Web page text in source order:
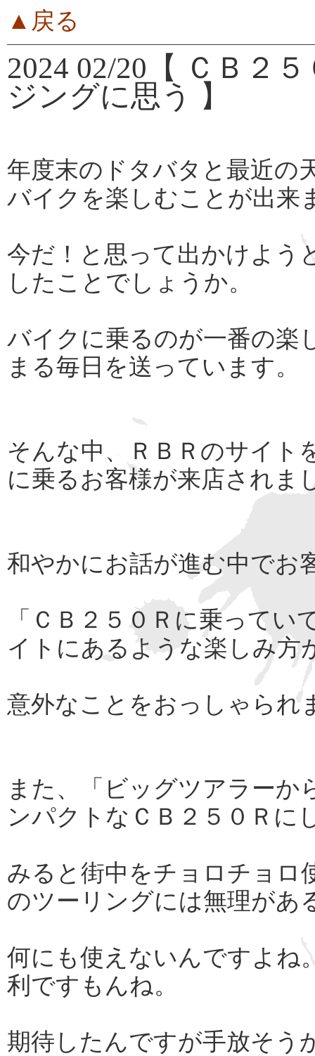
▲戻る
2024 02/20【 ＣＢ２
ジングに思う 】
年度末のドタバタと最近の
バイクを楽しむことが出来
今だ！と思って出かけよう
したことでしょうか。
バイクに乗るのが一番の楽
まる毎日を送っています。
そんな中、ＲＢＲのサイト
に乗るお客様が来店されま
和やかにお話が進む中でお
「ＣＢ２５０Ｒに乗って
イトにあるような楽しみ方
意外なことをおっしゃられ
また、「ビッグツアラー
ンパクトなＣＢ２５０Ｒに
みると街中をチョロチョロ
のツーリングには無理があ
何にも使えないんですよね
利ですもんね。
期待したんですが手放そう